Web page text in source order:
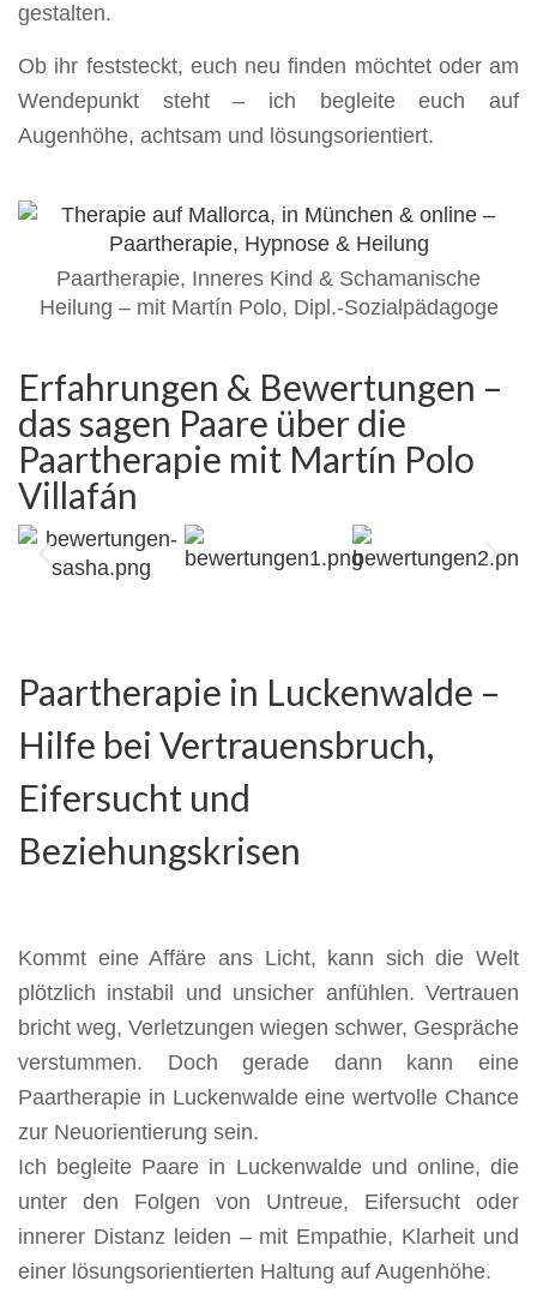
gestalten.
Ob ihr feststeckt, euch neu finden möchtet oder am
Wendepunkt steht – ich begleite euch auf
Augenhöhe, achtsam und lösungsorientiert.
Paartherapie, Inneres Kind & Schamanische
Heilung – mit Martín Polo, Dipl.-Sozialpädagoge
Erfahrungen & Bewertungen –
das sagen Paare über die
Paartherapie mit Martín Polo
Villafán
Paartherapie in Luckenwalde –
Hilfe bei Vertrauensbruch,
Eifersucht und
Beziehungskrisen
Kommt eine Affäre ans Licht, kann sich die Welt
plötzlich instabil und unsicher anfühlen. Vertrauen
bricht weg, Verletzungen wiegen schwer, Gespräche
verstummen. Doch gerade dann kann eine
Paartherapie in Luckenwalde eine wertvolle Chance
zur Neuorientierung sein.
Ich begleite Paare in Luckenwalde und online, die
unter den Folgen von Untreue, Eifersucht oder
innerer Distanz leiden – mit Empathie, Klarheit und
einer lösungsorientierten Haltung auf Augenhöhe.